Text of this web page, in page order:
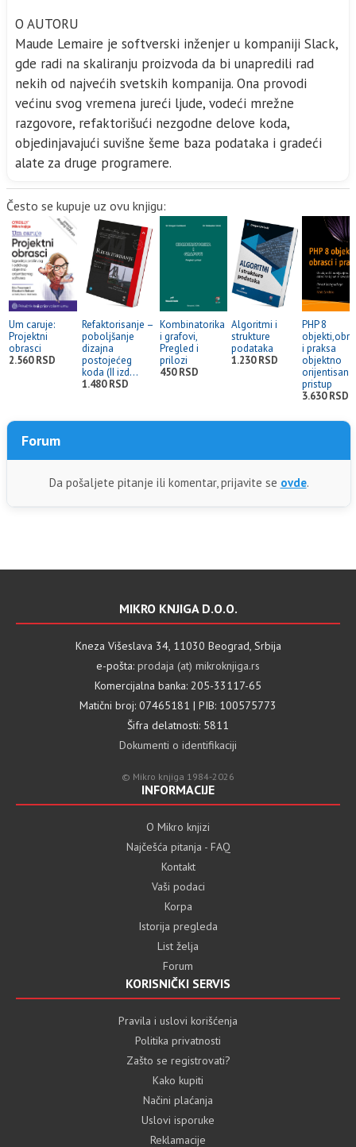
O AUTORU
Maude Lemaire je softverski inženjer u kompaniji Slack,
gde radi na skaliranju proizvoda da bi unapredili rad
nekih od najvećih svetskih kompanija. Ona provodi
većinu svog vremena jureći ljude, vodeći mrežne
razgovore, refaktorišući nezgodne delove koda,
objedinjavajući suvišne šeme baza podataka i gradeći
alate za druge programere.
Često se kupuje uz ovu knjigu:
Um caruje:
Projektni
obrasci
2.560 RSD
Refaktorisanje –
poboljšanje
dizajna
postojećeg
koda (II izd...
1.480 RSD
Kombinatorika
i grafovi,
Pregled i
prilozi
450 RSD
Algoritmi i
strukture
podataka
1.230 RSD
PHP 8
i praksa
objektno
orijentisan
pristup
3.630 RSD
Forum
Da pošaljete pitanje ili komentar, prijavite se ovde.
MIKRO KNJIGA D.O.O.
Kneza Višeslava 34, 11030 Beograd, Srbija
e-pošta: prodaja (at) mikroknjiga.rs
Komercijalna banka: 205-33117-65
Matični broj: 07465181 | PIB: 100575773
Šifra delatnosti: 5811
Dokumenti o identifikaciji
© Mikro knjiga 1984-2026
INFORMACIJE
O Mikro knjizi
Najčešća pitanja - FAQ
Kontakt
Vaši podaci
Korpa
Istorija pregleda
List želja
Forum
KORISNIČKI SERVIS
Pravila i uslovi korišćenja
Politika privatnosti
Zašto se registrovati?
Kako kupiti
Načini plaćanja
Uslovi isporuke
Reklamacije